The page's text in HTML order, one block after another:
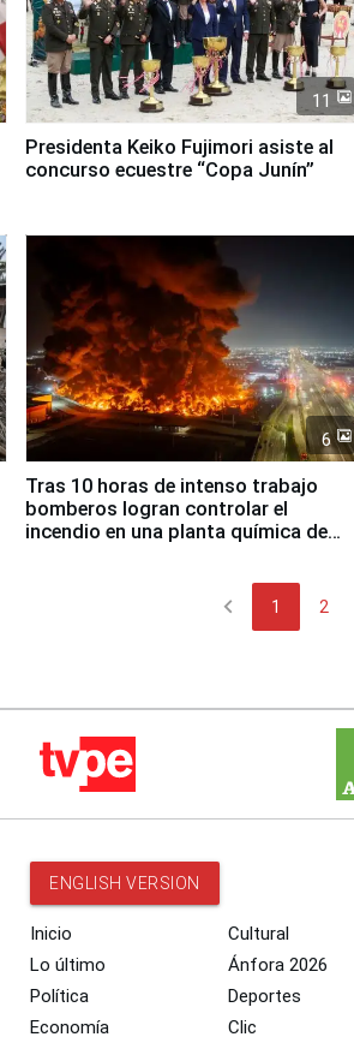
11
Presidenta Keiko Fujimori asiste al
concurso ecuestre “Copa Junín”
6
Tras 10 horas de intenso trabajo
bomberos logran controlar el
incendio en una planta química de
chevron_left 1 2
ENGLISH VERSION
Inicio
Lo último
Política
Economía
Cultural
Ánfora 2026
Deportes
Clic